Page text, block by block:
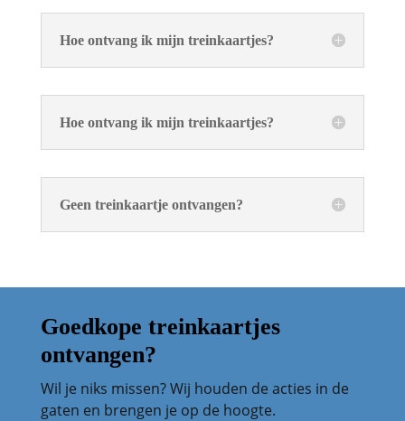
Hoe ontvang ik mijn treinkaartjes?
Hoe ontvang ik mijn treinkaartjes?
Geen treinkaartje ontvangen?
Goedkope treinkaartjes
ontvangen?
Wil je niks missen? Wij houden de acties in de
gaten en brengen je op de hoogte.